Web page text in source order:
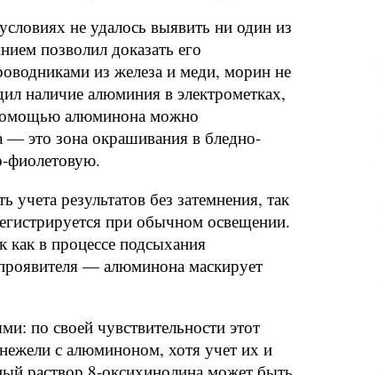
не удалось выявить ни один из
позволил доказать его
из железа и меди, морин не
наличие алюминия в электрометках,
алюминона можно
— это зона окрашивания в бледно-
фиолетовую.
результатов без затемнения, так
при обычном освещении.
как в процессе подсыхания
— алюминона маскирует
по своей чувствительности этот
с алюминоном, хотя учет их и